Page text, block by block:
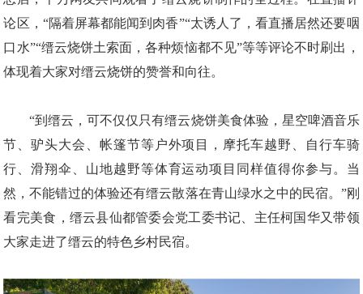
论区，“隔着屏幕都能闻到肉香”“太诱人了，看直播居然还要咽
口水”“缙云烧饼土索面，各种烦恼都不见”等等评论不时刷出，
体现着大家对缙云烧饼的赞誉和向往。
“到缙云，可不仅仅只有缙云烧饼美食体验，星空啤酒音乐
节、驴头大会、帐篷节等户外项目，摩托车越野、自行车骑
行、滑翔伞、山地越野等体育运动项目同样值得你参与。当
然，不能错过的体验还有缙云散落在青山绿水之中的民宿。”刚
看完美食，缙云县仙都管委会党工委书记、主任柯国华又带领
大家走进了缙云的特色乡村民宿。